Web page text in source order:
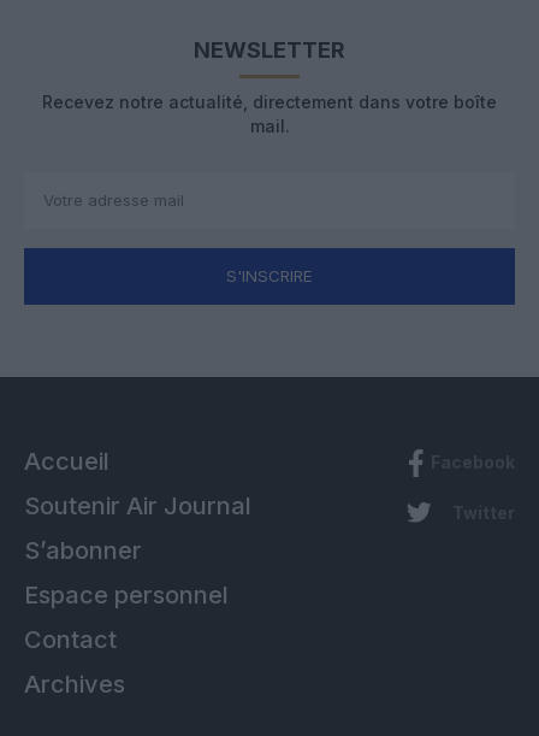
NEWSLETTER
Recevez notre actualité, directement dans votre boîte
mail.
S'INSCRIRE
Accueil
Soutenir Air Journal
S’abonner
Espace personnel
Contact
Archives